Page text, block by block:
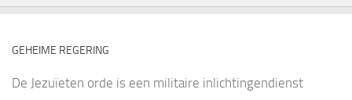
GEHEIME REGERING
De Jezuïeten orde is een militaire inlichtingendienst